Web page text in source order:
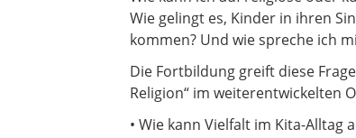
Wie gelingt es, Kinder in ihren
kommen? Und wie spreche ich
Die Fortbildung greift diese
Religion“ im weiterentwickelten
• Wie kann Vielfalt im Kita-